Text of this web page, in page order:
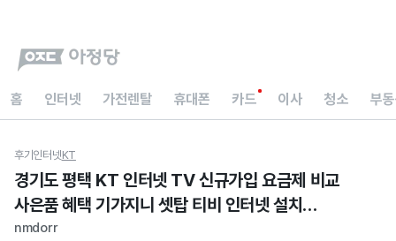
홈 인터넷 가전렌탈 휴대폰 카드 이사 청소 부
후기 인터넷KT
경기도 평택 KT 인터넷 TV 신규가입 요금제 비교
사은품 혜택 기가지니 셋탑 티비 인터넷 설치
현금지급 후기
nmdorr